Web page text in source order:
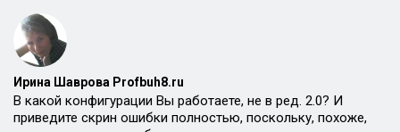
Ирина Шаврова Profbuh8.ru
В какой конфигурации Вы работаете, не в ред. 2.0? И
приведите скрин ошибки полностью, поскольку, похоже,